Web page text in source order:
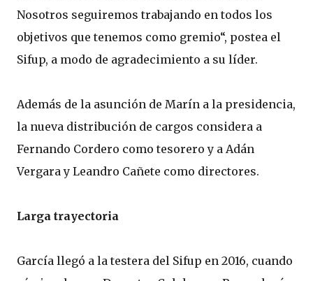
Nosotros seguiremos trabajando en todos los
objetivos que tenemos como gremio“, postea el
Sifup, a modo de agradecimiento a su líder.
Además de la asunción de Marín a la presidencia,
la nueva distribución de cargos considera a
Fernando Cordero como tesorero y a Adán
Vergara y Leandro Cañete como directores.
Larga trayectoria
García llegó a la testera del Sifup en 2016, cuando